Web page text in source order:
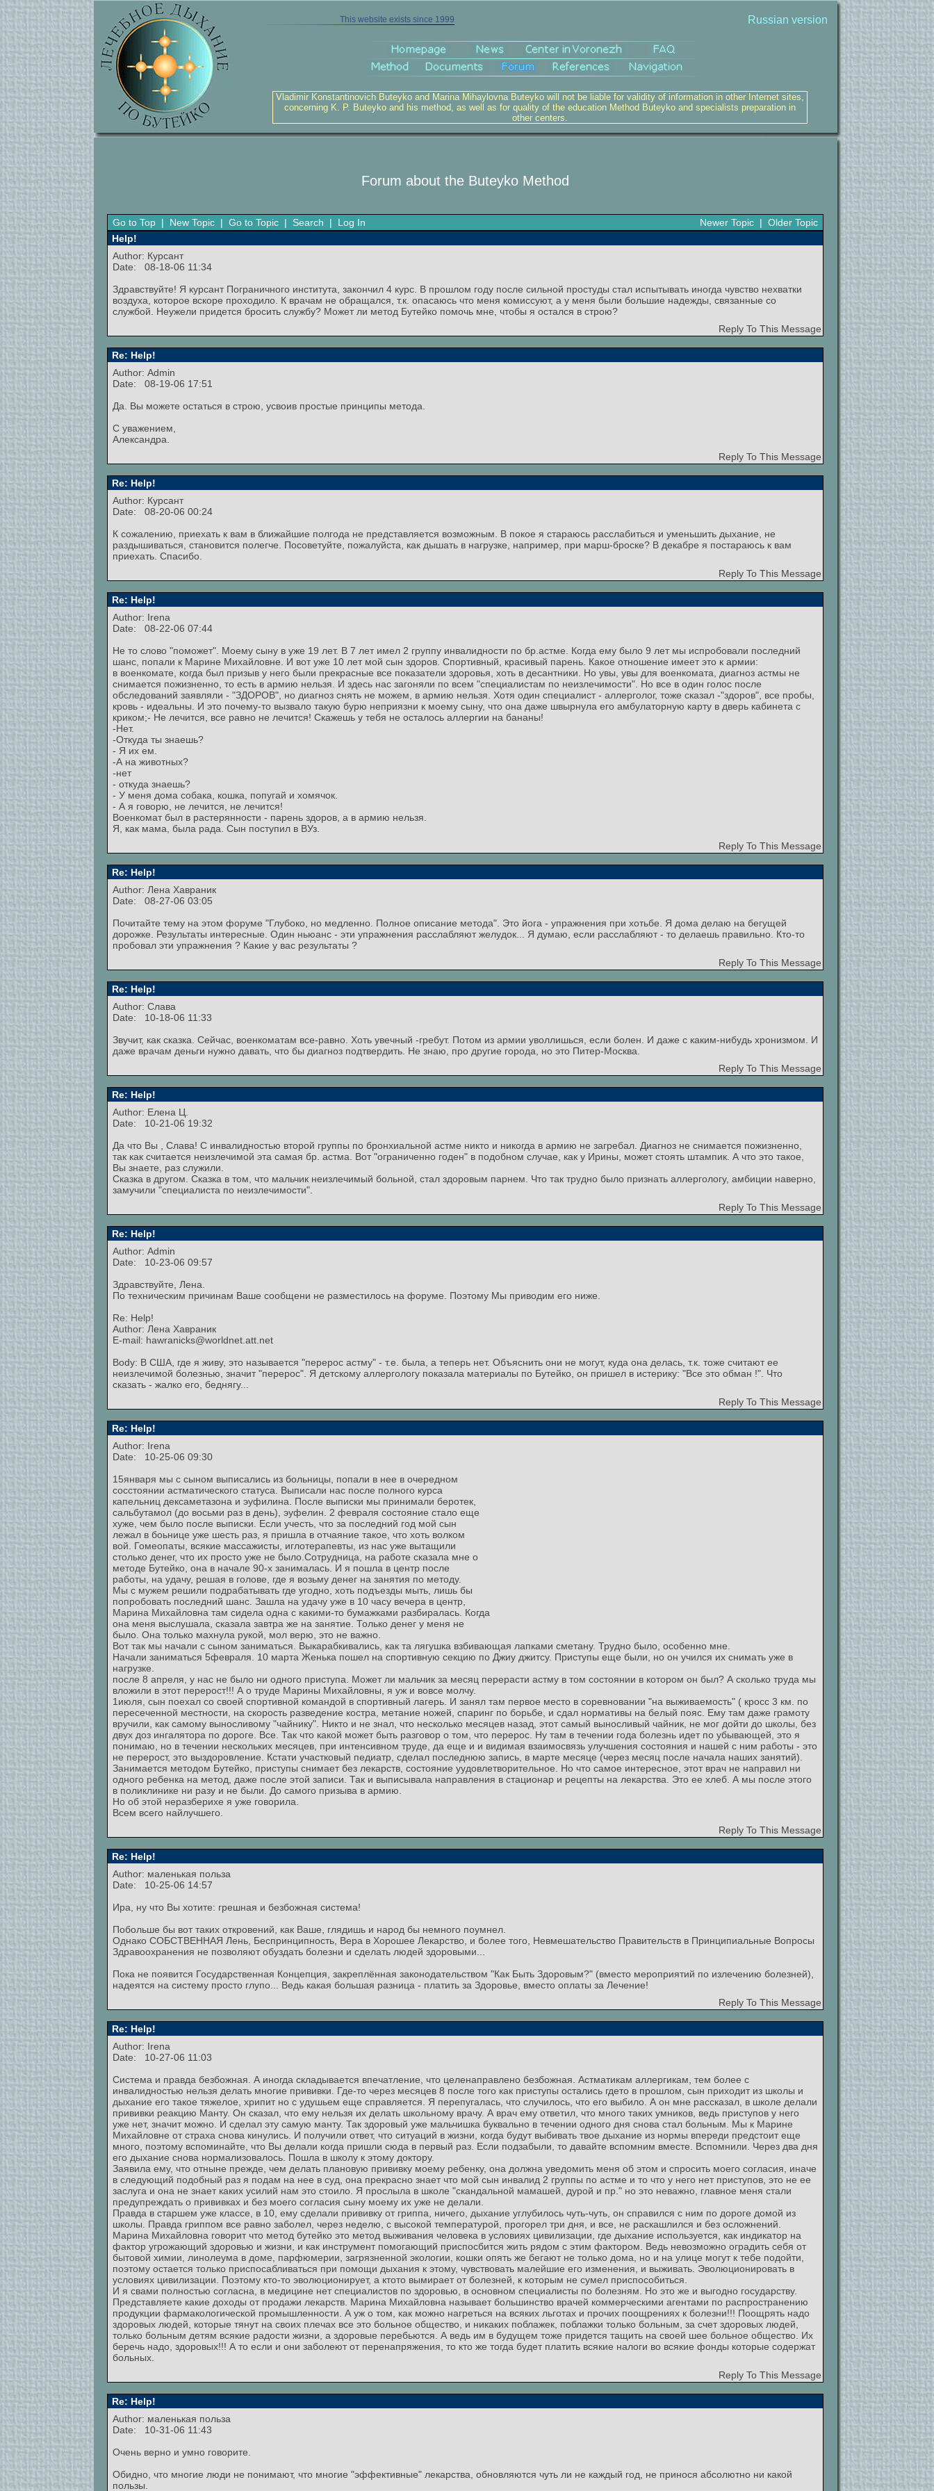
This website exists since 1999 Russian version
Vladimir Konstantinovich Buteyko and Marina Mihaylovna Buteyko will not be liable for validity of information in other Internet sites,
concerning K. P. Buteyko and his method, as well as for quality of the education Method Buteyko and specialists preparation in
other centers.
Forum about the Buteyko Method
Go to Top | New Topic | Go to Topic | Search | Log In Newer Topic | Older Topic
Help!
Author: Курсант
Date: 08-18-06 11:34
Здравствуйте! Я курсант Пограничного института, закончил 4 курс. В прошлом году после сильной простуды стал испытывать иногда чувство нехватки
воздуха, которое вскоре проходило. К врачам не обращался, т.к. опасаюсь что меня комиссуют, а у меня были большие надежды, связанные со
службой. Неужели придется бросить службу? Может ли метод Бутейко помочь мне, чтобы я остался в строю?
Reply To This Message
Re: Help!
Author: Admin
Date: 08-19-06 17:51
Да. Вы можете остаться в строю, усвоив простые принципы метода.
С уважением,
Александра.
Reply To This Message
Re: Help!
Author: Курсант
Date: 08-20-06 00:24
К сожалению, приехать к вам в ближайшие полгода не представляется возможным. В покое я стараюсь расслабиться и уменьшить дыхание, не
раздышиваться, становится полегче. Посоветуйте, пожалуйста, как дышать в нагрузке, например, при марш-броске? В декабре я постараюсь к вам
приехать. Спасибо.
Reply To This Message
Re: Help!
Author: Irena
Date: 08-22-06 07:44
Не то слово "поможет". Моему сыну в уже 19 лет. В 7 лет имел 2 группу инвалидности по бр.астме. Когда ему было 9 лет мы испробовали последний
шанс, попали к Марине Михайловне. И вот уже 10 лет мой сын здоров. Спортивный, красивый парень. Какое отношение имеет это к армии:
в военкомате, когда был призыв у него были прекрасные все показатели здоровья, хоть в десантники. Но увы, увы для военкомата, диагноз астмы не
снимается пожизненно, то есть в армию нельзя. И здесь нас загоняли по всем "специалистам по неизлечимости". Но все в один голос после
обследований заявляли - "ЗДОРОВ", но диагноз снять не можем, в армию нельзя. Хотя один специалист - аллерголог, тоже сказал -"здоров", все пробы,
кровь - идеальны. И это почему-то вызвало такую бурю неприязни к моему сыну, что она даже швырнула его амбулаторную карту в дверь кабинета с
криком;- Не лечится, все равно не лечится! Скажешь у тебя не осталось аллергии на бананы!
-Нет.
-Откуда ты знаешь?
- Я их ем.
-А на животных?
-нет
- откуда знаешь?
- У меня дома собака, кошка, попугай и хомячок.
- А я говорю, не лечится, не лечится!
Военкомат был в растерянности - парень здоров, а в армию нельзя.
Я, как мама, была рада. Сын поступил в ВУз.
Reply To This Message
Re: Help!
Author: Лена Хавраник
Date: 08-27-06 03:05
Почитайте тему на этом форуме "Глубоко, но медленно. Полное описание метода". Это йога - упражнения при хотьбе. Я дома делаю на бегущей
дорожке. Результаты интересные. Один ньюанс - эти упражнения расслабляют желудок... Я думаю, если расслабляют - то делаешь правильно. Кто-то
пробовал эти упражнения ? Какие у вас результаты ?
Reply To This Message
Re: Help!
Author: Слава
Date: 10-18-06 11:33
Звучит, как сказка. Сейчас, военкоматам все-равно. Хоть увечный -гребут. Потом из армии уволлишься, если болен. И даже с каким-нибудь хронизмом. И
даже врачам деньги нужно давать, что бы диагноз подтвердить. Не знаю, про другие города, но это Питер-Москва.
Reply To This Message
Re: Help!
Author: Елена Ц.
Date: 10-21-06 19:32
Да что Вы , Слава! С инвалидностью второй группы по бронхиальной астме никто и никогда в армию не загребал. Диагноз не снимается пожизненно,
так как считается неизлечимой эта самая бр. астма. Вот "ограниченно годен" в подобном случае, как у Ирины, может стоять штампик. А что это такое,
Вы знаете, раз служили.
Сказка в другом. Сказка в том, что мальчик неизлечимый больной, стал здоровым парнем. Что так трудно было признать аллергологу, амбиции наверно,
замучили "специалиста по неизлечимости".
Reply To This Message
Re: Help!
Author: Admin
Date: 10-23-06 09:57
Здравствуйте, Лена.
По техническим причинам Ваше сообщени не разместилось на форуме. Поэтому Мы приводим его ниже.
Re: Help!
Author: Лена Хавраник
E-mail: hawranicks@worldnet.att.net
Body: В США, где я живу, это называется "перерос астму" - т.е. была, а теперь нет. Объяснить они не могут, куда она делась, т.к. тоже считают ее
неизлечимой болезнью, значит "перерос". Я детскому аллергологу показала материалы по Бутейко, он пришел в истерику: "Все это обман !". Что
сказать - жалко его, беднягу...
Reply To This Message
Re: Help!
Author: Irena
Date: 10-25-06 09:30
15января мы с сыном выписались из больницы, попали в нее в очередном
сосстоянии астматического статуса. Выписали нас после полного курса
капельниц дексаметазона и эуфилина. После выписки мы принимали беротек,
сальбутамол (до восьми раз в день), эуфелин. 2 февраля состояние стало еще
хуже, чем было после выписки. Если учесть, что за последний год мой сын
лежал в боьнице уже шесть раз, я пришла в отчаяние такое, что хоть волком
вой. Гомеопаты, всякие массажисты, иглотерапевты, из нас уже вытащили
столько денег, что их просто уже не было.Сотрудница, на работе сказала мне о
методе Бутейко, она в начале 90-х занималась. И я пошла в центр после
работы, на удачу, решая в голове, где я возьму денег на занятия по методу.
Мы с мужем решили подрабатывать где угодно, хоть подъезды мыть, лишь бы
попробовать последний шанс. Зашла на удачу уже в 10 часу вечера в центр,
Марина Михайловна там сидела одна с какими-то бумажками разбиралась. Когда
она меня выслушала, сказала завтра же на занятие. Только денег у меня не
было. Она только махнула рукой, мол верю, это не важно.
Вот так мы начали с сыном заниматься. Выкарабкивались, как та лягушка взбивающая лапками сметану. Трудно было, особенно мне.
Начали заниматься 5февраля. 10 марта Женька пошел на спортивную секцию по Джиу джитсу. Приступы еще были, но он учился их снимать уже в
нагрузке.
после 8 апреля, у нас не было ни одного приступа. Может ли мальчик за месяц перерасти астму в том состоянии в котором он был? А сколько труда мы
вложили в этот перерост!!! А о труде Марины Михайловны, я уж и вовсе молчу.
1июля, сын поехал со своей спортивной командой в спортивный лагерь. И занял там первое место в соревновании "на выживаемость" ( кросс 3 км. по
пересеченной местности, на скорость разведение костра, метание ножей, спаринг по борьбе, и сдал нормативы на белый пояс. Ему там даже грамоту
вручили, как самому выносливому "чайнику". Никто и не знал, что несколько месяцев назад, этот самый выносливый чайник, не мог дойти до школы, без
двух доз ингалятора по дороге. Все. Так что какой может быть разговор о том, что перерос. Ну там в течении года болезнь идет по убывающей, это я
понимаю, но в течении нескольких месяцев, при интенсивном труде, да еще и и видимая взаимосвязь улучшения состояния и нашей с ним работы - это
не перерост, это выздоровление. Кстати участковый педиатр, сделал последнюю запись, в марте месяце (через месяц после начала наших занятий).
Занимается методом Бутейко, приступы снимает без лекарств, состояние уудовлетворительное. Но что самое интересное, этот врач не направил ни
одного ребенка на метод, даже после этой записи. Так и выписывала направления в стационар и рецепты на лекарства. Это ее хлеб. А мы после этого
в поликлинике ни разу и не были. До самого призыва в армию.
Но об этой неразберихе я уже говорила.
Всем всего найлучшего.
Reply To This Message
Re: Help!
Author: маленькая польза
Date: 10-25-06 14:57
Ира, ну что Вы хотите: грешная и безбожная система!
Побольше бы вот таких откровений, как Ваше, глядишь и народ бы немного поумнел.
Однако СОБСТВЕННАЯ Лень, Беспринципность, Вера в Хорошее Лекарство, и более того, Невмешательство Правительств в Принципиальные Вопросы
Здравоохранения не позволяют обуздать болезни и сделать людей здоровыми...
Пока не появится Государственная Концепция, закреплённая законодательством "Как Быть Здоровым?" (вместо мероприятий по излечению болезней),
надеятся на систему просто глупо... Ведь какая большая разница - платить за Здоровье, вместо оплаты за Лечение!
Reply To This Message
Re: Help!
Author: Irena
Date: 10-27-06 11:03
Система и правда безбожная. А иногда складывается впечатление, что целенаправлено безбожная. Астматикам аллергикам, тем более с
инвалидностью нельзя делать многие прививки. Где-то через месяцев 8 после того как приступы остались гдето в прошлом, сын приходит из школы и
дыхание его такое тяжелое, хрипит но с удушьем еще справляется. Я перепугалась, что случилось, что его выбило. А он мне рассказал, в школе делали
прививки реакцию Манту. Он сказал, что ему нельзя их делать школьному врачу. А врач ему ответил, что много таких умников, ведь приступов у него
уже нет, значит можно. И сделал эту самую манту. Так здоровый уже мальчишка буквально в течении одного дня снова стал больным. Мы к Марине
Михайловне от страха снова кинулись. И получили ответ, что ситуаций в жизни, когда будут выбивать твое дыхание из нормы впереди предстоит еще
много, поэтому вспоминайте, что Вы делали когда пришли сюда в первый раз. Если подзабыли, то давайте вспомним вместе. Вспомнили. Через два дня
его дыхание снова нормализовалось. Пошла в школу к этому доктору.
Заявила ему, что отныне прежде, чем делать плановую прививку моему ребенку, она должна уведомить меня об этом и спросить моего согласия, иначе
в следующий подобный раз я подам на нее в суд, она прекрасно знает что мой сын инвалид 2 группы по астме и то что у него нет приступов, это не ее
заслуга и она не знает каких усилий нам это стоило. Я прослыла в школе "скандальной мамашей, дурой и пр." но это неважно, главное меня стали
предупреждать о прививках и без моего согласия сыну моему их уже не делали.
Правда в старшем уже классе, в 10, ему сделали прививку от гриппа, ничего, дыхание углубилось чуть-чуть, он справился с ним по дороге домой из
школы. Правда гриппом все равно заболел, через неделю, с высокой температурой, прогорел три дня, и все, не раскашлился и без осложнений.
Марина Михайловна говорит что метод бутейко это метод выживания человека в условиях цивилизации, где дыхание используется, как индикатор на
фактор угрожающий здоровью и жизни, и как инструмент помогающий приспосбится жить рядом с этим фактором. Ведь невозможно оградить себя от
бытовой химии, линолеума в доме, парфюмерии, загрязненной экологии, кошки опять же бегают не только дома, но и на улице могут к тебе подойти,
поэтому остается только приспосабливаться при помощи дыхания к этому, чувствовать малейшие его изменения, и выживать. Эволюционировать в
условиях цивилизации. Поэтому кто-то эволюционирует, а ктото вымирает от болезней, к которым не сумел приспособиться.
И я свами полностью согласна, в медицине нет специалистов по здоровью, в основном специалисты по болезням. Но это же и выгодно государству.
Представляете какие доходы от продажи лекарств. Марина Михайловна называет большинство врачей коммерческими агентами по распространению
продукции фармакологической промышленности. А уж о том, как можно нагреться на всяких льготах и прочих поощрениях к болезни!!! Поощрять надо
здоровых людей, которые тянут на своих плечах все это больное общество, и никаких поблажек, поблажки только больным, за счет здоровых людей,
только больным детям всякие радости жизни, а здоровые перебьются. А ведь им в будущем тоже придется тащить на своей шее больное общество. Их
беречь надо, здоровых!!! А то если и они заболеют от перенапряжения, то кто же тогда будет платить всякие налоги во всякие фонды которые содержат
больных.
Reply To This Message
Re: Help!
Author: маленькая польза
Date: 10-31-06 11:43
Очень верно и умно говорите.
Обидно, что многие люди не понимают, что многие "эффективные" лекарства, обновляются чуть ли не каждый год, не принося абсолютно ни какой
пользы.